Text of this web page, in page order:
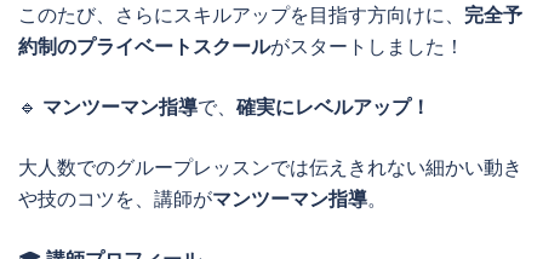
このたび、さらにスキルアップを目指す方向けに、 完全予
約制のプライベートスクールがスタートしました！
🔹 マンツーマン指導で、 確実にレベルアップ！
大人数でのグループレッスンでは伝えきれない細かい動き
や技のコツを、講師がマンツーマン指導。